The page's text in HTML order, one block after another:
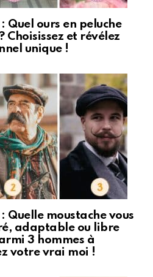
Quel ours en peluche
Choisissez et révélez
unique !
Quelle moustache vous
adaptable ou libre
3 hommes à
votre vrai moi !